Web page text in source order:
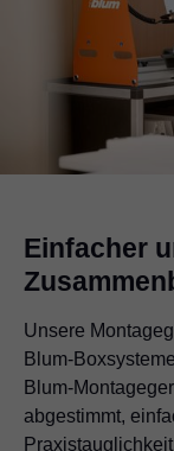
Einfacher
Unsere
Blum-
Blum-
abgestimmt,